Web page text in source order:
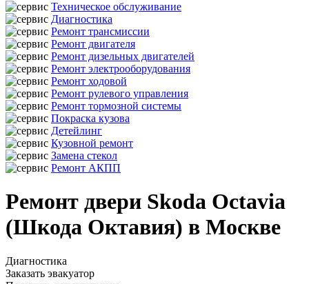
Техническое обслуживание
Диагностика
Ремонт трансмиссии
Ремонт двигателя
Ремонт дизельных двигателей
Ремонт электрооборудования
Ремонт ходовой
Ремонт рулевого управления
Ремонт тормозной системы
Покраска кузова
Детейлинг
Кузовной ремонт
Замена стекол
Ремонт АКПП
Ремонт двери Skoda Octavia
(Шкода Октавия) в Москве
Диагностика
Заказать эвакуатор